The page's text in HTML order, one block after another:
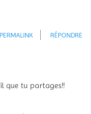
PERMALINK RÉPONDRE
que tu partages!!